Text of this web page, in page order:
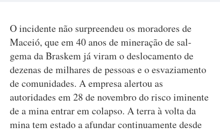
O incidente não surpreendeu os moradores de
Maceió, que em 40 anos de mineração de sal-
gema da Braskem já viram o deslocamento de
dezenas de milhares de pessoas e o esvaziamento
de comunidades. A empresa alertou as
autoridades em 28 de novembro do risco iminente
de a mina entrar em colapso. A terra à volta da
mina tem estado a afundar continuamente desde